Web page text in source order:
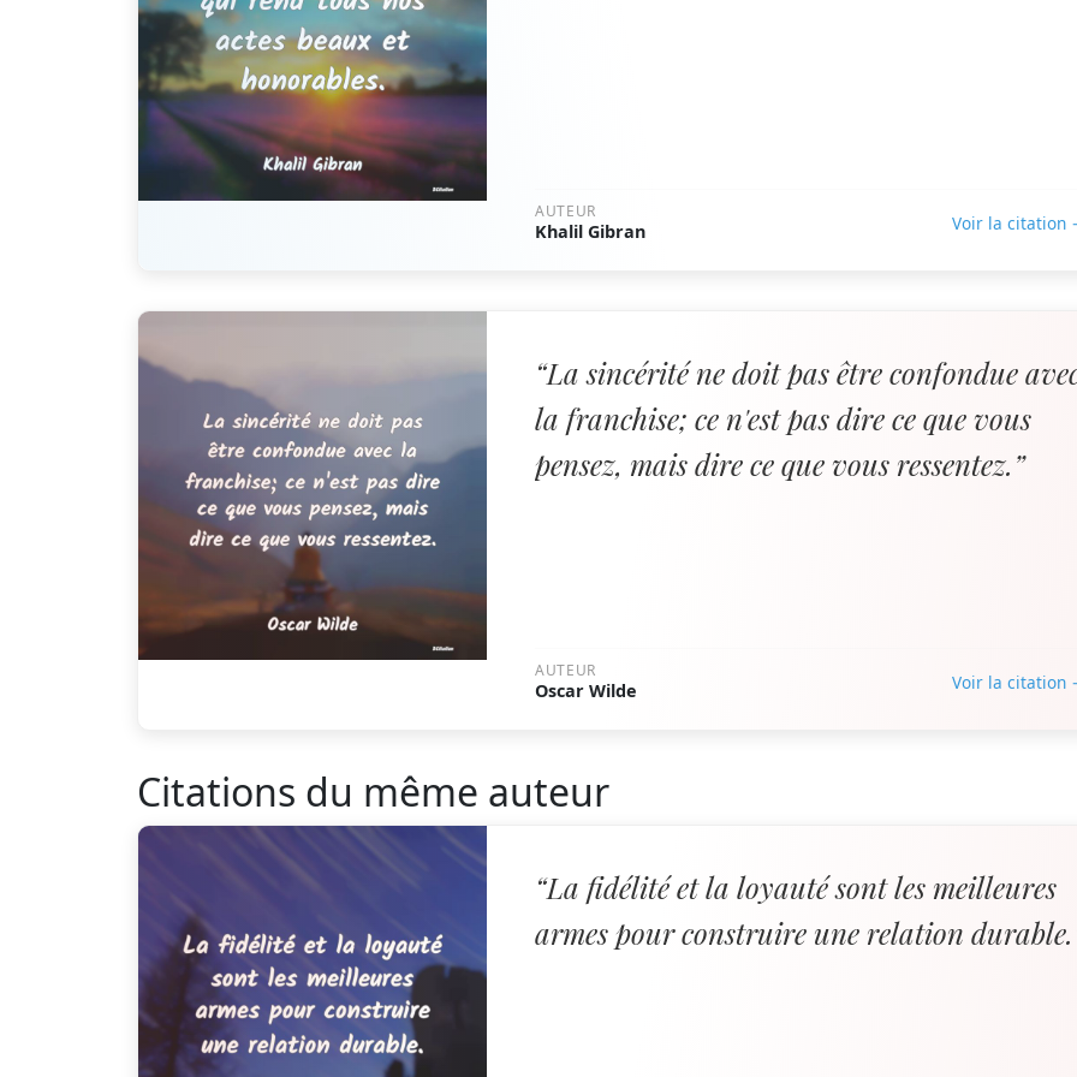
AUTEUR
Khalil Gibran Voir la citation
“La sincérité ne doit pas être confondue
la franchise; ce n'est pas dire ce que vous
pensez, mais dire ce que vous ressentez.”
AUTEUR
Oscar Wilde Voir la citation
Citations du même auteur
“La fidélité et la loyauté sont les meilleures
armes pour construire une relation